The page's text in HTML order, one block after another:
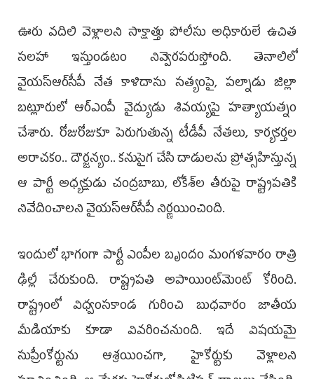
ఊరు వదిలి వెళ్లాలని సాక్షాత్తు పోలీసు అధికారులే ఉచిత
సలహా ఇస్తుండటం నివ్వెరపరుస్తోంది. తెనాలిలో
వైయ‌స్ఆర్‌సీపీ నేత కాళిదాసు సత్యంపై, పల్నాడు జిల్లా
బట్లూరులో ఆర్‌ఎంపీ వైద్యుడు శివయ్యపై హత్యా­యత్నం
చేశారు. రోజురోజుకూ పెరుగుతున్న టీడీపీ నేతలు, కార్యకర్తల
అరాచకం.. దౌర్జన్యం.. కనుసైగ చేసి దాడులను ప్రోత్సహిస్తున్న
ఆ పార్టీ అధ్యక్షుడు చంద్రబాబు, లోకేశ్‌ల తీరుపై రాష్ట్రపతికి
నివేదించాలని వైయ‌స్ఆర్‌సీపీ నిర్ణయించింది.
ఇందులో భాగంగా పార్టీ ఎంపీల బృందం మంగళవారం రాత్రి
ఢిల్లీ చేరుకుంది. రాష్ట్రపతి అపాయింట్‌మెంట్‌ కోరింది.
రాష్ట్రంలో విధ్వంసకాండ గురించి బుధవారం జాతీయ
మీడియాకు కూడా వివరించనుంది. ఇదే విషయమై
సుప్రీంకోర్టును ఆశ్రయించగా, హైకోర్టుకు వెళ్లాలని